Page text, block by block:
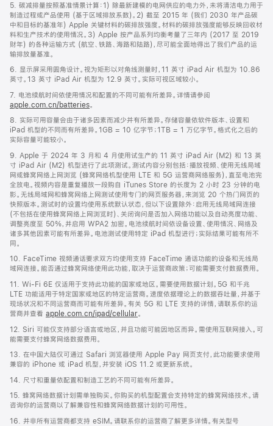
5. 碳减排量按照基准情景计算：1) 除最新建模的电网供应的电力外，未将清洁电力用于
制造过程或产品使用 (基于区域排放系数)。2) 截至 2015 年 (我们 2030 年产品碳
中和目标的基准年) Apple 关键材料的碳排放强度。材料的碳排放强度能够反映回收材
料和生产技术的使用情况。3) Apple 按产品系列均衡考量了三年内 (2017 至 2019
财年) 的各种运输方式 (航空、铁路、海路和陆路)，尽可能全面地得出了我们产品的运
输排放量基准。
6. 显示屏采用圆角设计。视为矩形以对角线测量时，11 英寸 iPad Air 机型为 10.86
英寸。13 英寸 iPad Air 机型为 12.9 英寸。实际可视区域较小。
7. 电池续航时间依使用情况和配置的不同可能有所差异。详情请参阅
apple.com.cn/batteries。
8. 实际可用容量会由于诸多因素而减少并有所差异。存储容量依软件版本、设置和
iPad 机型的不同而有所差异。1GB = 10 亿字节；1TB = 1 万亿字节。格式化之后的
实际容量可能较小。
9. Apple 于 2024 年 3 月和 4 月使用试生产的 11 英寸 iPad Air (M2) 和 13 英
寸 iPad Air (M2) 机型进行了此项测试。测试内容分别包括：播放视频、使用无线局域
网或蜂窝网络上网浏览 (蜂窝网络机型使用 LTE 和 5G 运营商网络服务)，直至电池完
全放电。视频内容是重复播放一段购自 iTunes Store 的长度为 2 小时 23 分钟的电
影。无线局域网和蜂窝网络上网测试使用专门的网页服务器，来浏览 20 个热门网页的
快照版本。测试时的设置均使用系统默认状态，但以下设置除外：启用无线局域网连接
(不包括在使用蜂窝网络上网浏览时)、关闭询问是否加入网络功能以及自动亮度功能、
调整亮度至 50%，并启用 WPA2 加密。电池续航时间依设备设置、使用情况、网络及
诸多其他因素可能有所差异。电池测试使用特定 iPad 机型进行；实际结果可能有所不
同。
10. FaceTime 视频通话要求双方均使用支持 FaceTime 通话功能的设备和无线局
域网连接。能否通过蜂窝网络使用此功能，取决于运营商政策；可能需要支付数据费用。
11. Wi-Fi 6E 仅适用于支持此功能的国家或地区。需要使用数据计划。5G 和千兆
LTE 功能适用于特定国家或地区的特定运营商。速度依据理论上的数据吞吐量，并基于
现场状况和不同运营商而可能有所差异。有关 5G 和 LTE 支持的详情，请联系你的运
营商并查看 apple.com.cn/ipad/cellular。
12. Siri 可能仅支持部分语言或地区，并且功能可能因地区而异。需使用互联网接入。可
能需要支付蜂窝网络数据费用。
13. 在中国大陆仅可通过 Safari 浏览器使用 Apple Pay 网页支付，此功能要求使用
兼容的 iPhone 或 iPad 机型，并安装 iOS 11.2 或更新系统。
14. 尺寸和重量依配置和制造工艺的不同可能有所差异。
15. 蜂窝网络数据计划需单独购买。你购买的机型配置会支持特定的蜂窝网络技术。请
咨询你的运营商以了解兼容性和蜂窝网络数据计划的可用性。
16. 并非所有运营商都支持 eSIM。请联系你的运营商了解更多详情。有关型号